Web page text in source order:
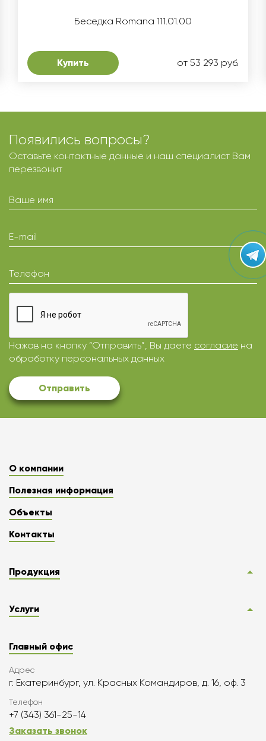
Беседка Romana 111.01.00
Купить от 53 293 руб.
Появились вопросы?
Оставьте контактные данные и наш специалист Вам
перезвонит
Ваше имя
E-mail
Телефон
Нажав на кнопку “Отправить”, Вы даете согласие на
обработку персональных данных
Отправить
О компании
Полезная информация
Объекты
Контакты
Продукция
Услуги
Главный офис
Адрес
г. Екатеринбург, ул. Красных Командиров, д. 16, оф. 3
Телефон
+7 (343) 361-25-14
Заказать звонок